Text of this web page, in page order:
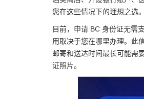
您在这些情况下的理想之选。
目前，申请 BC 身份证无需
用取决于您在哪里办理。此
邮寄和送达时间最长可能需
证照片。